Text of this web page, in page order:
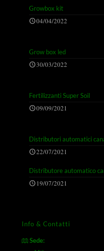
Growbox kit
04/04/2022
Grow box led
30/03/2022
Fertilizzanti Super Soil
09/09/2021
Distributori automatici
22/07/2021
Distributore automatico
19/07/2021
Info & Contatti
Sede: